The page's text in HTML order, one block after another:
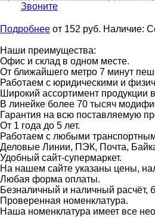
Звоните
Подробнее от 152 руб. Наличие:
Наши преимущества:
Офис и склад в одном месте.
От ближайшего метро 7 минут
Работаем с юридическими и
Широкий ассортимент продукции
В линейке более 70 тысяч
Гарантия на всю поставляемую
От 1 года до 5 лет.
Работаем с любыми
Деловые Линии, ПЭК, Почта,
Удобный сайт-супермаркет.
На нашем сайте указаны цены,
Любая форма оплаты.
Безналичный и наличный расчёт,
Проверенная номенклатура.
Наша номенклатура имеет все